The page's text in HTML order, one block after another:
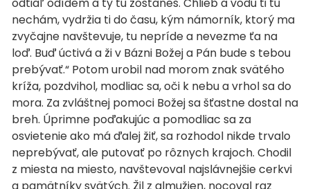
nechám, vydržia ti do času, kým námorník, ktorý ma
zvyčajne navštevuje, tu nepríde a nevezme ťa na
loď. Buď úctivá a ži v Bázni Božej a Pán bude s tebou
prebývať.“ Potom urobil nad morom znak svätého
kríža, pozdvihol, modliac sa, oči k nebu a vrhol sa do
mora. Za zvláštnej pomoci Božej sa šťastne dostal na
breh. Úprimne poďakujúc a pomodliac sa za
osvietenie ako má ďalej žiť, sa rozhodol nikde trvalo
neprebývať, ale putovať po rôznych krajoch. Chodil
z miesta na miesto, navštevoval najslávnejšie cerkvi
a pamätníky svätých. Žil z almužien, nocoval raz